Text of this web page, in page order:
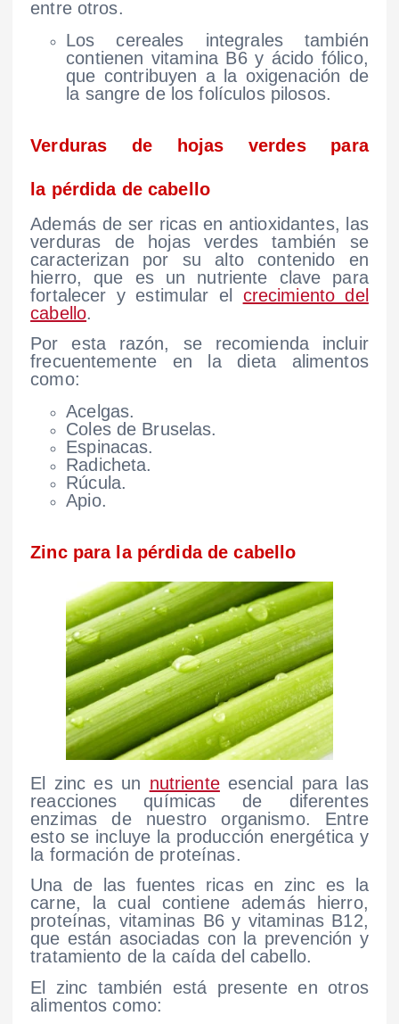
entre otros.
Los cereales integrales también
contienen vitamina B6 y ácido fólico,
que contribuyen a la oxigenación de
la sangre de los folículos pilosos.
Verduras de hojas verdes para
la pérdida de cabello
Además de ser ricas en antioxidantes, las
verduras de hojas verdes también se
caracterizan por su alto contenido en
hierro, que es un nutriente clave para
fortalecer y estimular el crecimiento del
cabello.
Por esta razón, se recomienda incluir
frecuentemente en la dieta alimentos
como:
Acelgas.
Coles de Bruselas.
Espinacas.
Radicheta.
Rúcula.
Apio.
Zinc para la pérdida de cabello
El zinc es un nutrienteesencial para las
reacciones químicas de diferentes
enzimas de nuestro organismo. Entre
esto se incluye la producción energética y
la formación de proteínas.
Una de las fuentes ricas en zinc es la
carne, la cual contiene además hierro,
proteínas, vitaminas B6 y vitaminas B12,
que están asociadas con la prevención y
tratamiento de la caída del cabello.
El zinc también está presente en otros
alimentos como: